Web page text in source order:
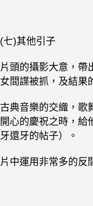
(七)其他引子
片頭的攝影大意，帶
女間諜被抓，及結果
古典音樂的交織，歌
開心的慶祝之時，給
牙還牙的帖子）。
片中運用非常多的反